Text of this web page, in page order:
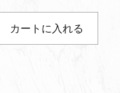
カート